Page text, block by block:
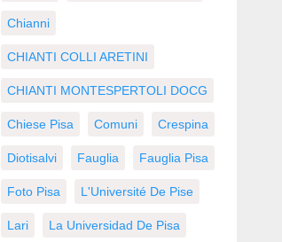
Chianni
CHIANTI COLLI ARETINI
CHIANTI MONTESPERTOLI DOCG
Chiese Pisa Comuni Crespina
Diotisalvi Fauglia Fauglia Pisa
Foto Pisa L'Université De Pise
Lari La Universidad De Pisa